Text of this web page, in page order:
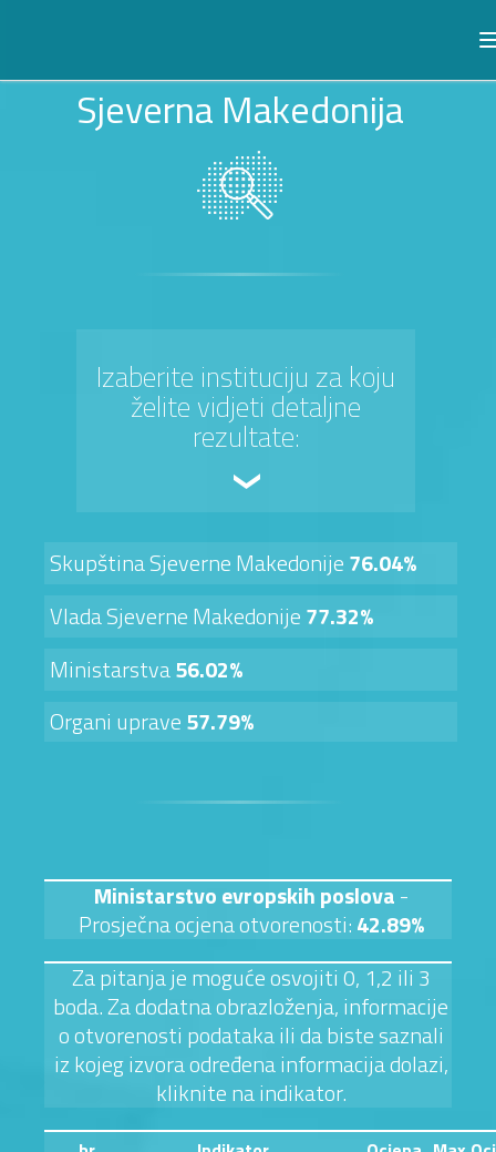
Sjeverna Makedonija
Izaberite instituciju za koju
želite vidjeti detaljne
rezultate:
Skupština Sjeverne Makedonije76.04%
Vlada Sjeverne Makedonije77.32%
Ministarstva56.02%
Organi uprave57.79%
Ministarstvo evropskih poslova-
Prosječna ocjena otvorenosti:42.89%
Za pitanja je moguće osvojiti 0, 1,2 ili 3
boda. Za dodatna obrazloženja, informacije
o otvorenosti podataka ili da biste saznali
iz kojeg izvora određena informacija dolazi,
kliknite na indikator.